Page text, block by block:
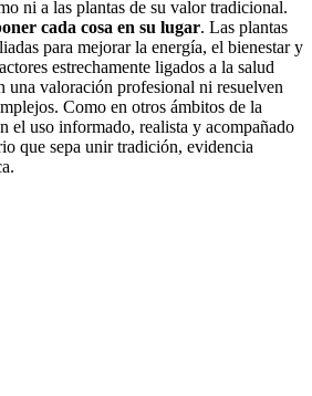
ni a las plantas de su valor tradicional.
cada cosa en su lugar. Las plantas
para mejorar la energía, el bienestar y
estrechamente ligados a la salud
una valoración profesional ni resuelven
Como en otros ámbitos de la
el uso informado, realista y acompañado
que sepa unir tradición, evidencia